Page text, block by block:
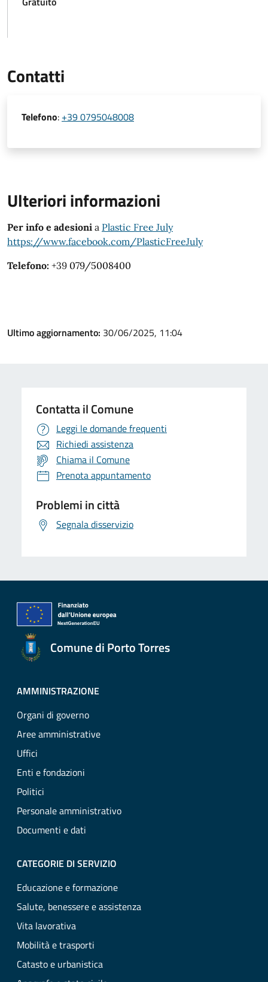
Contatti
Telefono: +39 0795048008
Ulteriori informazioni
Per info e adesioni a Plastic Free July
https://www.facebook.com/PlasticFreeJuly
Telefono: +39 079/5008400
Ultimo aggiornamento: 30/06/2025, 11:04
Contatta il Comune
Leggi le domande frequenti
Richiedi assistenza
Chiama il Comune
Prenota appuntamento
Problemi in città
Segnala disservizio
Comune di Porto Torres
AMMINISTRAZIONE
Organi di governo
Aree amministrative
Uffici
Enti e fondazioni
Politici
Personale amministrativo
Documenti e dati
CATEGORIE DI SERVIZIO
Educazione e formazione
Salute, benessere e assistenza
Vita lavorativa
Mobilità e trasporti
Catasto e urbanistica